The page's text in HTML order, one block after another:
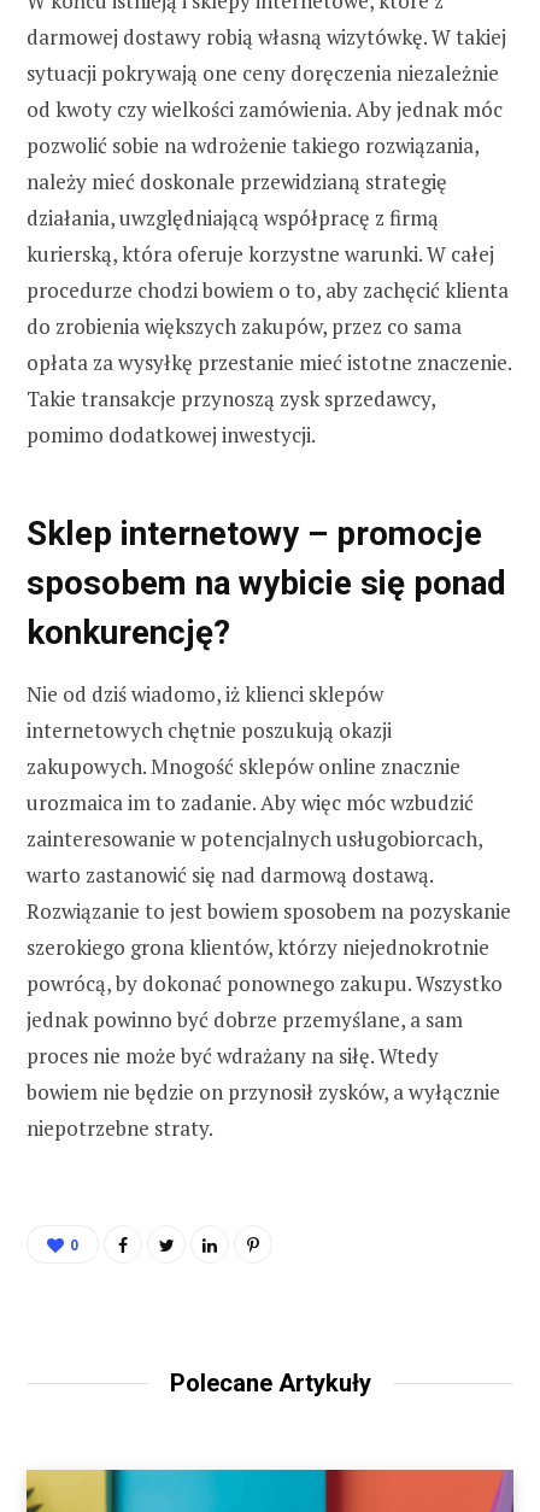
darmowej dostawy robią własną wizytówkę. W takiej
sytuacji pokrywają one ceny doręczenia niezależnie
od kwoty czy wielkości zamówienia. Aby jednak móc
pozwolić sobie na wdrożenie takiego rozwiązania,
należy mieć doskonale przewidzianą strategię
działania, uwzględniającą współpracę z firmą
kurierską, która oferuje korzystne warunki. W całej
procedurze chodzi bowiem o to, aby zachęcić klienta
do zrobienia większych zakupów, przez co sama
opłata za wysyłkę przestanie mieć istotne znaczenie.
Takie transakcje przynoszą zysk sprzedawcy,
pomimo dodatkowej inwestycji.
Sklep internetowy – promocje
sposobem na wybicie się ponad
konkurencję?
Nie od dziś wiadomo, iż klienci sklepów
internetowych chętnie poszukują okazji
zakupowych. Mnogość sklepów online znacznie
urozmaica im to zadanie. Aby więc móc wzbudzić
zainteresowanie w potencjalnych usługobiorcach,
warto zastanowić się nad darmową dostawą.
Rozwiązanie to jest bowiem sposobem na pozyskanie
szerokiego grona klientów, którzy niejednokrotnie
powrócą, by dokonać ponownego zakupu. Wszystko
jednak powinno być dobrze przemyślane, a sam
proces nie może być wdrażany na siłę. Wtedy
bowiem nie będzie on przynosił zysków, a wyłącznie
niepotrzebne straty.
0
Polecane Artykuły